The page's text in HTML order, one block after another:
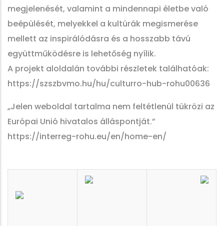
megjelenését, valamint a mindennapi életbe való
beépülését, melyekkel a kultúrák megismerése
mellett az inspirálódásra és a hosszabb távú
együttműködésre is lehetőség nyílik.
A projekt aloldalán további részletek találhatóak:
https://szszbvmo.hu/hu/culturro-hub-rohu00636
„Jelen weboldal tartalma nem feltétlenül tükrözi az
Európai Unió hivatalos álláspontját.”
https://interreg-rohu.eu/en/home-en/